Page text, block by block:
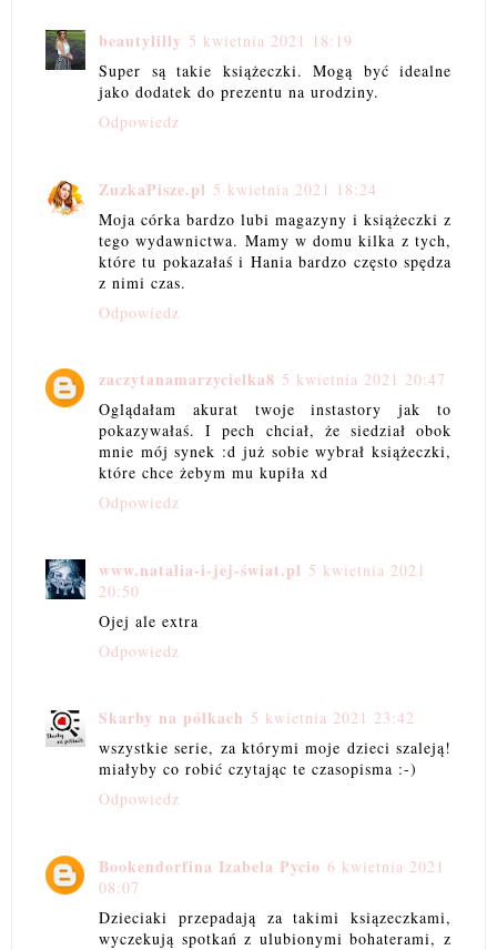
beautylilly 5 kwietnia 2021 18:19
Super są takie książeczki. Mogą być idealne
jako dodatek do prezentu na urodziny.
Odpowiedz
ZuzkaPisze.pl 5 kwietnia 2021 18:24
Moja córka bardzo lubi magazyny i książeczki z
tego wydawnictwa. Mamy w domu kilka z tych,
które tu pokazałaś i Hania bardzo często spędza
z nimi czas.
Odpowiedz
zaczytanamarzycielka8 5 kwietnia 2021 20:47
Oglądałam akurat twoje instastory jak to
pokazywałaś. I pech chciał, że siedział obok
mnie mój synek :d już sobie wybrał książeczki,
które chce żebym mu kupiła xd
Odpowiedz
www.natalia-i-jej-świat.pl 5 kwietnia 2021
20:50
Ojej ale extra
Odpowiedz
Skarby na półkach 5 kwietnia 2021 23:42
wszystkie serie, za którymi moje dzieci szaleją!
miałyby co robić czytając te czasopisma :-)
Odpowiedz
Bookendorfina Izabela Pycio 6 kwietnia 2021
08:07
Dzieciaki przepadają za takimi ksiązeczkami,
wyczekują spotkań z ulubionymi bohaterami, z